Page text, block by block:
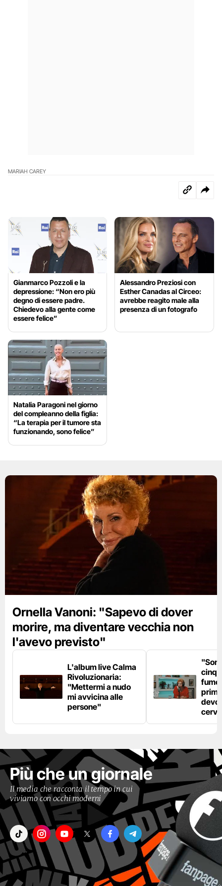
MARIAH CAREY
Gianmarco Pozzoli e la
depressione: “Non ero più
degno di essere padre.
Chiedevo alla gente come
essere felice”
Alessandro Preziosi con
Esther Canadas al Circeo:
avrebbe reagito male alla
presenza di un fotografo
Natalia Paragoni nel giorno
del compleanno della figlia:
“La terapia per il tumore sta
funzionando, sono felice”
Ornella Vanoni: "Sapevo di dover
morire, ma diventare vecchia non
l'avevo previsto"
L'album live Calma
Rivoluzionaria:
"Mettermi a nudo
mi avvicina alle
persone"
fumo
devo
Più che un giornale
Il media che racconta il tempo in cui
viviamo con occhi moderni